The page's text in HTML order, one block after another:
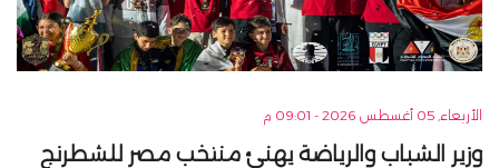
الأربعاء, 05 أغسطس 2026 - 09:01 م
وزير الشباب والرياضة يهنئ منتخب مصر للشطرنج